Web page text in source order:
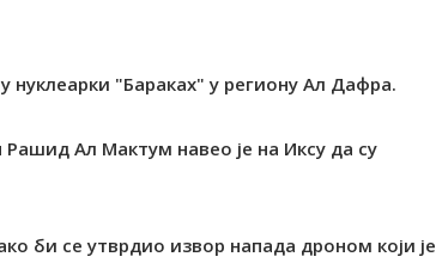
нуклеарки "Бараках" у региону Ал Дафра.
Ал Мактум навео је на Иксу да су
би се утврдио извор напада дроном који је